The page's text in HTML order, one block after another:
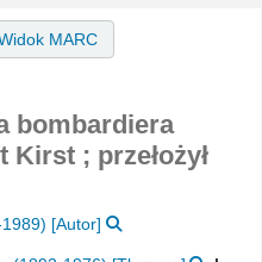
MARC
bombardiera
Kirst ; przełożył
[Autor]